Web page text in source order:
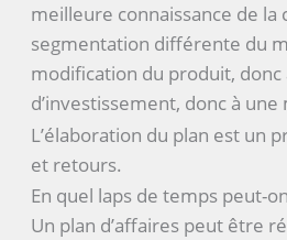
meilleure connaissance de
segmentation différente du
modification du produit,
d’investissement, donc à
L’élaboration du plan est un
et retours.
En quel laps de temps peut-
Un plan d’affaires peut être